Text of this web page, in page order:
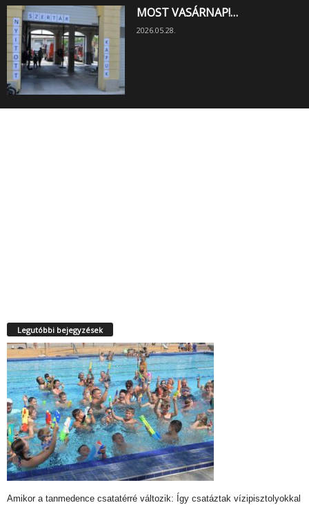
MOST VASÁRNAP!…
2026.05.28.
Legutóbbi bejegyzések
Amikor a tanmedence csatatérré változik: Így csatáztak vízipisztolyokkal